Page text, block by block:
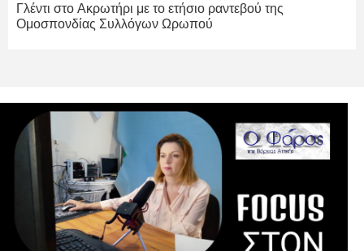
Γλέντι στο Ακρωτήρι με το ετήσιο ραντεβού της
Ομοσπονδίας Συλλόγων Ωρωπού